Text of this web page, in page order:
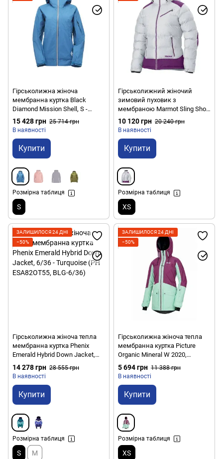
Гірськолижна жіноча
мембранна куртка Black
Diamond Mission Shell, S -
Agean (BD CA93.423-S)
15 428 грн 25 714 грн
В наявності
Купити
Розмірна таблиця
S
Гірськолижний жіночий
зимовий пуховик з
мембраною Marmot Sling Shot
Jacket, XS - Glaicer Grey/Grape
Juice (MRT 75530.1131-XS)
10 120 грн 20 240 грн
В наявності
Купити
Розмірна таблиця
XS
ЗАЛИШИЛОСЯ 24 ДНІ
−50%
Гірськолижна жіноча тепла
мембранна куртка Phenix
Emerald Hybrid Down Jacket,
6/36 - Turquoise (PH
ESA82OT55, BLG-6/36)
14 278 грн 28 555 грн
В наявності
Купити
Розмірна таблиця
S M
ЗАЛИШИЛОСЯ 24 ДНІ
−50%
Гірськолижна жіноча тепла
мембранна куртка Picture
Organic Mineral W 2020,
Raspberry, XS (PO WVT166D-
XS)
5 694 грн 11 388 грн
В наявності
Купити
Розмірна таблиця
XS